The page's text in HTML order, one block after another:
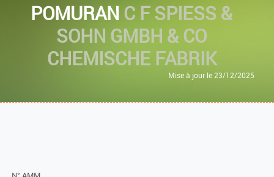
POMURAN C F SPIESS &
SOHN GMBH & CO
CHEMISCHE FABRIK
Mise à jour le 23/12/2025